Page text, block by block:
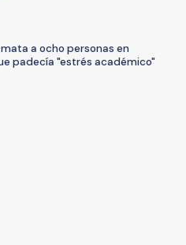
a ocho personas en
padecía "estrés académico"